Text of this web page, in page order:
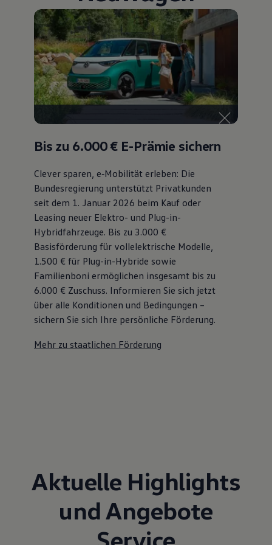
Bulli Magazin
Fahrzeugabholung ab Werk
Uptime
Bis zu 6.000 € E-Prämie sichern
Clever sparen, e‑Mobilität erleben: Die
Bundesregierung unterstützt Privatkunden
seit dem 1. Januar 2026 beim Kauf oder
Leasing neuer Elektro- und Plug-in-
Hybridfahrzeuge. Bis zu 3.000 €
Basisförderung für vollelektrische Modelle,
1.500 € für Plug-in-Hybride sowie
Familienboni ermöglichen insgesamt bis zu
6.000 € Zuschuss⁠. Informieren Sie sich jetzt
über alle Konditionen und Bedingungen –
sichern Sie sich Ihre persönliche Förderung.
Mehr zu staatlichen Förderung
Aktuelle Highlights
und Angebote